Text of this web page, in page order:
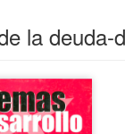
la deuda-